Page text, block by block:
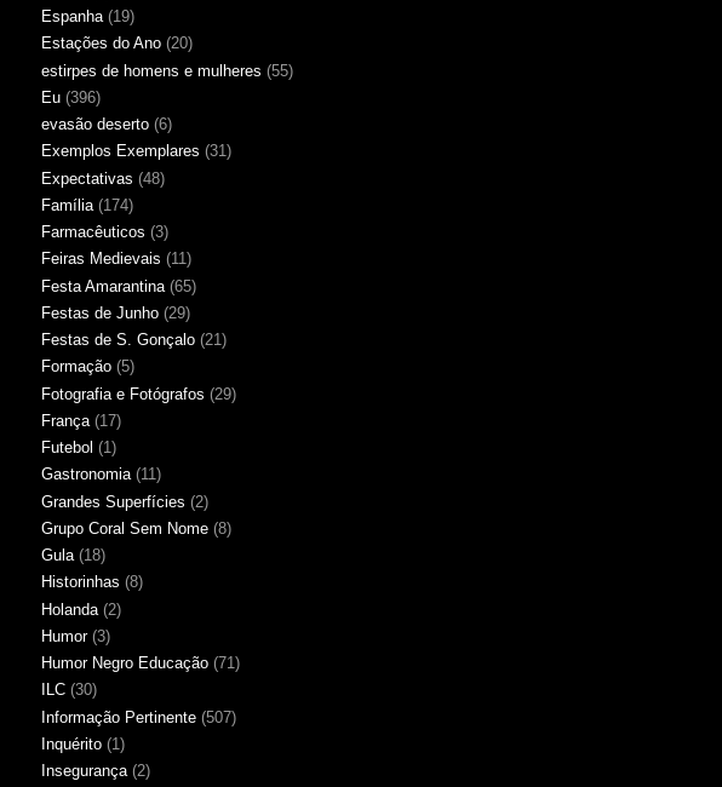
Espanha (19)
Estações do Ano (20)
estirpes de homens e mulheres (55)
Eu (396)
evasão deserto (6)
Exemplos Exemplares (31)
Expectativas (48)
Família (174)
Farmacêuticos (3)
Feiras Medievais (11)
Festa Amarantina (65)
Festas de Junho (29)
Festas de S. Gonçalo (21)
Formação (5)
Fotografia e Fotógrafos (29)
França (17)
Futebol (1)
Gastronomia (11)
Grandes Superfícies (2)
Grupo Coral Sem Nome (8)
Gula (18)
Historinhas (8)
Holanda (2)
Humor (3)
Humor Negro Educação (71)
ILC (30)
Informação Pertinente (507)
Inquérito (1)
Insegurança (2)